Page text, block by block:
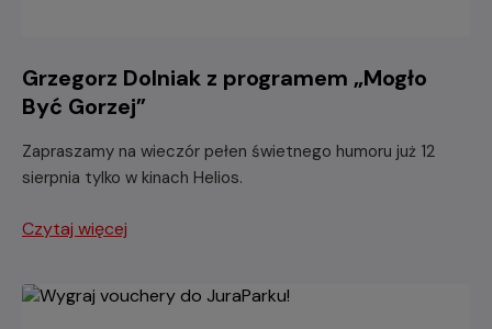
Grzegorz Dolniak z programem „Mogło
Być Gorzej”
Zapraszamy na wieczór pełen świetnego humoru już 12
sierpnia tylko w kinach Helios.
Czytaj więcej